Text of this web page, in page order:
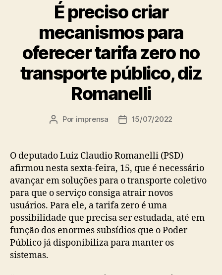
É preciso criar
mecanismos para
oferecer tarifa zero no
transporte público, diz
Romanelli
Autor
Por imprensa
Data15/07/2022
O deputado Luiz Claudio Romanelli (PSD)
afirmou nesta sexta-feira, 15, que é necessário
avançar em soluções para o transporte coletivo
para que o serviço consiga atrair novos
usuários. Para ele, a tarifa zero é uma
possibilidade que precisa ser estudada, até em
função dos enormes subsídios que o Poder
Público já disponibiliza para manter os
sistemas.